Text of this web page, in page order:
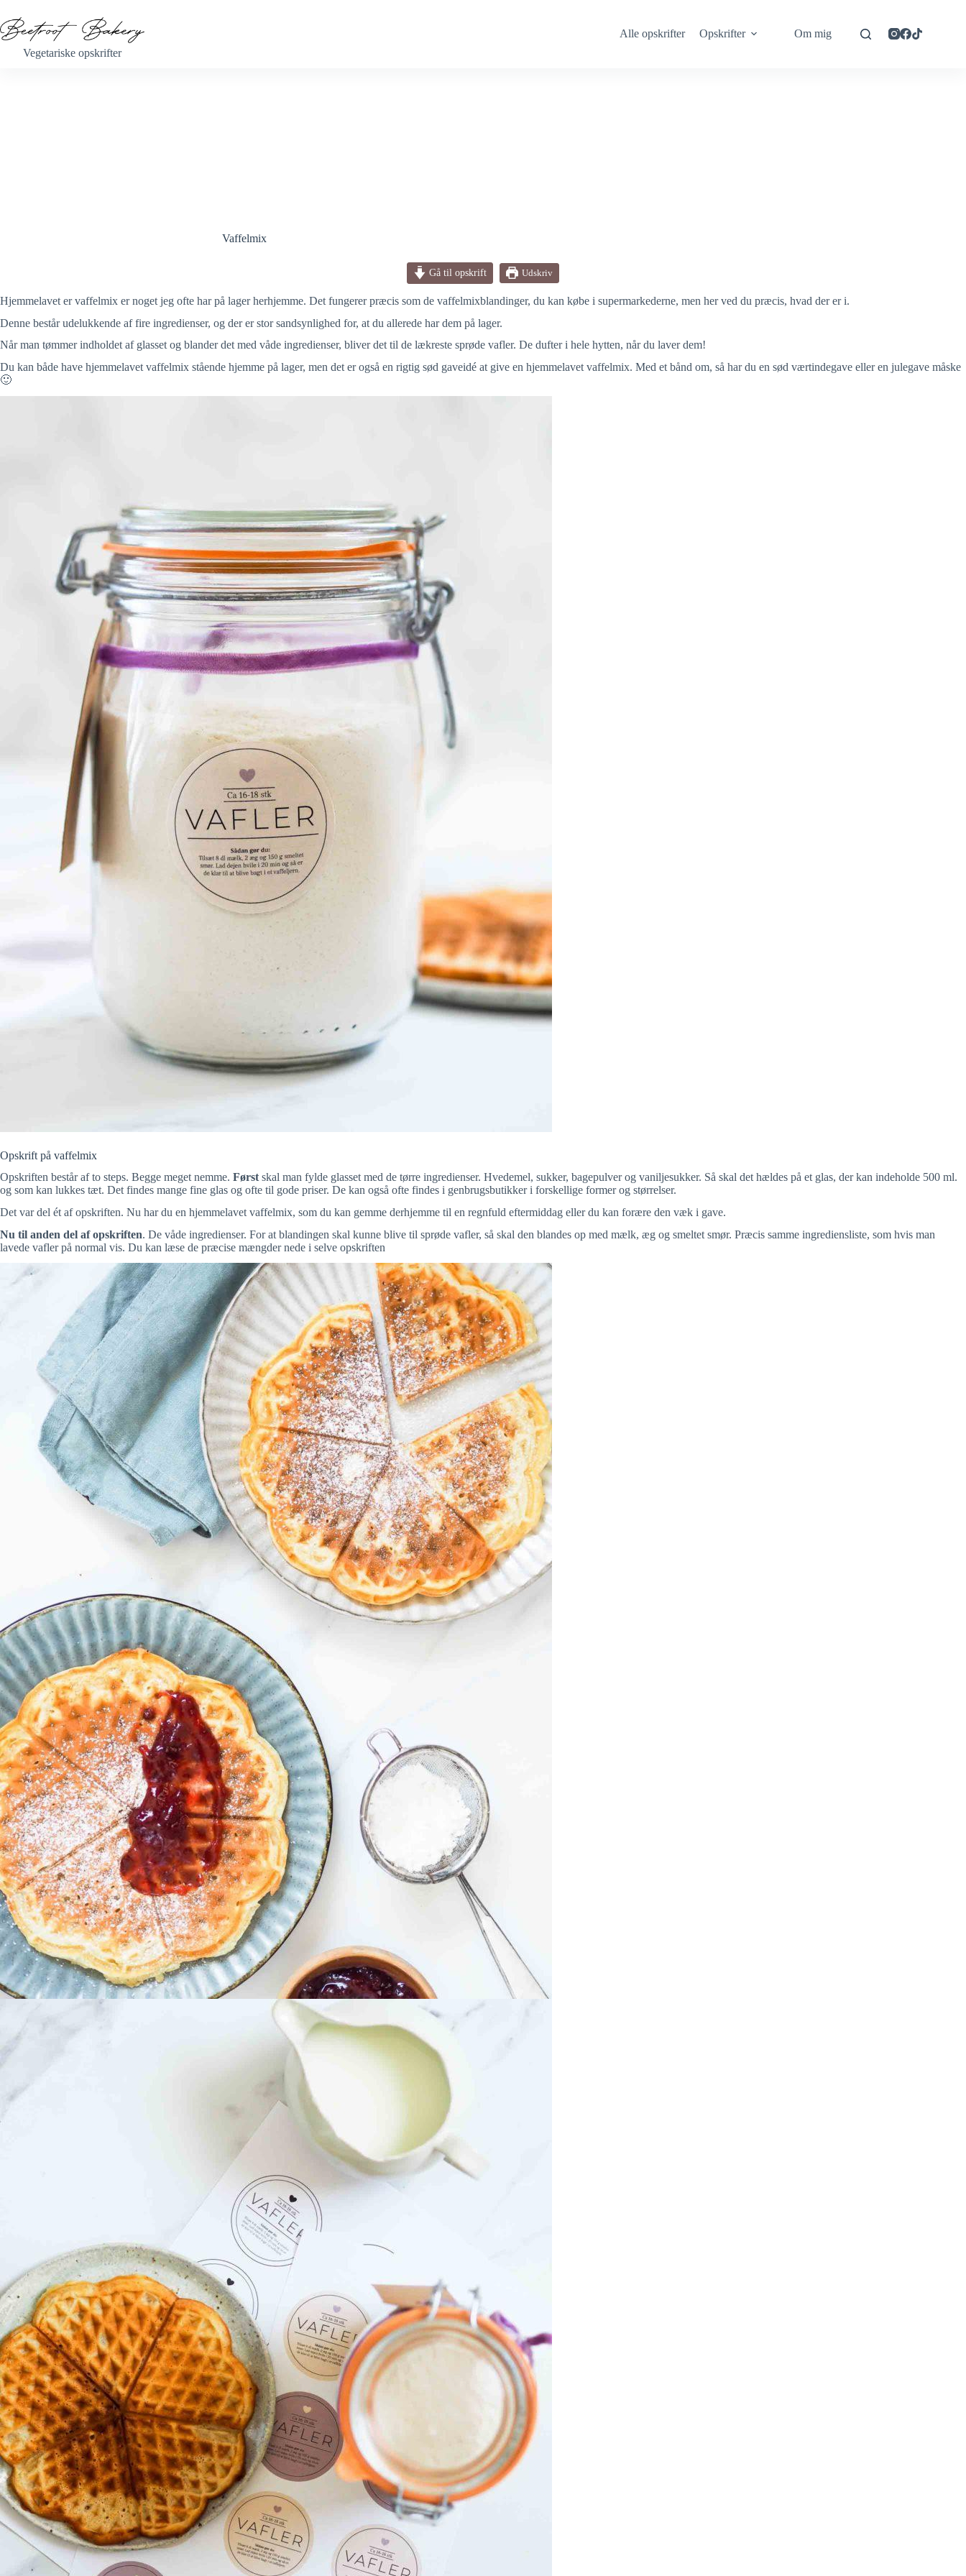
til
indhold
Vegetariske opskrifter
Alle opskrifter Opskrifter Om mig
Vaffelmix
Gå til opskrift Udskriv
Hjemmelavet er vaffelmix er noget jeg ofte har på lager herhjemme. Det fungerer præcis som de vaffelmixblandinger, du kan købe i supermarkederne, men her ved du præcis, hvad der er i.
Denne består udelukkende af fire ingredienser, og der er stor sandsynlighed for, at du allerede har dem på lager.
Når man tømmer indholdet af glasset og blander det med våde ingredienser, bliver det til de lækreste sprøde vafler. De dufter i hele hytten, når du laver dem!
Du kan både have hjemmelavet vaffelmix stående hjemme på lager, men det er også en rigtig sød gaveidé at give en hjemmelavet vaffelmix. Med et bånd om, så har du en sød værtindegave eller en julegave måske
🙂
Opskrift på vaffelmix
Opskriften består af to steps. Begge meget nemme. Først skal man fylde glasset med de tørre ingredienser. Hvedemel, sukker, bagepulver og vaniljesukker. Så skal det hældes på et glas, der kan indeholde 500 ml.
og som kan lukkes tæt. Det findes mange fine glas og ofte til gode priser. De kan også ofte findes i genbrugsbutikker i forskellige former og størrelser.
Det var del ét af opskriften. Nu har du en hjemmelavet vaffelmix, som du kan gemme derhjemme til en regnfuld eftermiddag eller du kan forære den væk i gave.
Nu til anden del af opskriften. De våde ingredienser. For at blandingen skal kunne blive til sprøde vafler, så skal den blandes op med mælk, æg og smeltet smør. Præcis samme ingrediensliste, som hvis man
lavede vafler på normal vis. Du kan læse de præcise mængder nede i selve opskriften